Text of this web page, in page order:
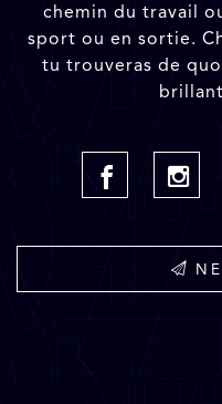
chemin du travail
sport ou en sortie.
tu trouveras de